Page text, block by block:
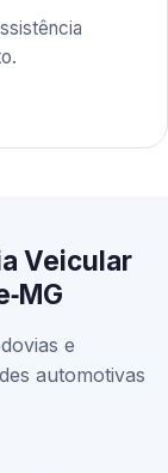
Veicular
e
automotivas